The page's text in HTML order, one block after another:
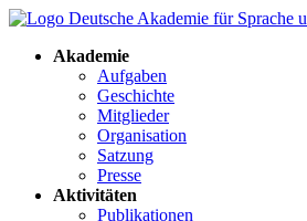
Akademie
Aufgaben
Geschichte
Mitglieder
Organisation
Satzung
Presse
Aktivitäten
Publikationen